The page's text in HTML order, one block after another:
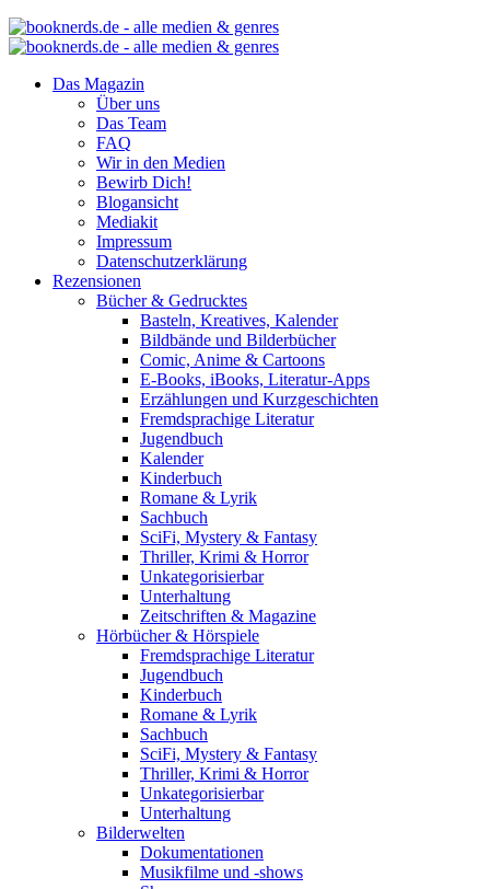
Das Magazin
Über uns
Das Team
FAQ
Wir in den Medien
Bewirb Dich!
Blogansicht
Mediakit
Impressum
Datenschutzerklärung
Rezensionen
Bücher & Gedrucktes
Basteln, Kreatives, Kalender
Bildbände und Bilderbücher
Comic, Anime & Cartoons
E-Books, iBooks, Literatur-Apps
Erzählungen und Kurzgeschichten
Fremdsprachige Literatur
Jugendbuch
Kalender
Kinderbuch
Romane & Lyrik
Sachbuch
SciFi, Mystery & Fantasy
Thriller, Krimi & Horror
Unkategorisierbar
Unterhaltung
Zeitschriften & Magazine
Hörbücher & Hörspiele
Fremdsprachige Literatur
Jugendbuch
Kinderbuch
Romane & Lyrik
Sachbuch
SciFi, Mystery & Fantasy
Thriller, Krimi & Horror
Unkategorisierbar
Unterhaltung
Bilderwelten
Dokumentationen
Musikfilme und -shows